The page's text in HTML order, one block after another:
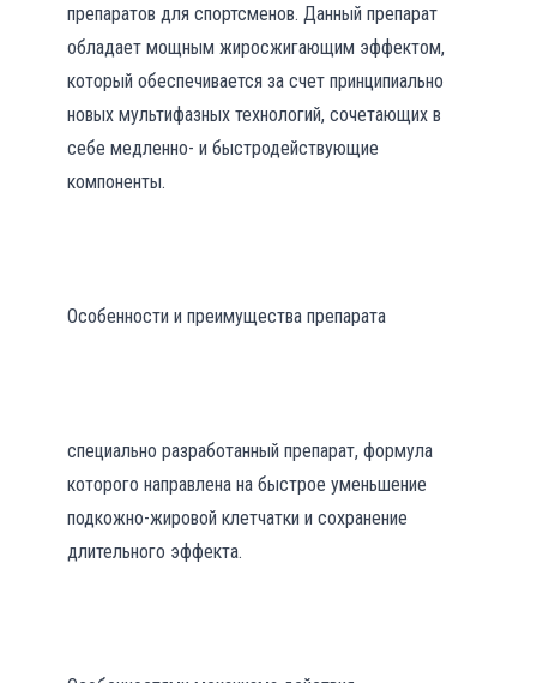
препаратов для спортсменов. Данный препарат
обладает мощным жиросжигающим эффектом,
который обеспечивается за счет принципиально
новых мультифазных технологий, сочетающих в
себе медленно- и быстродействующие
компоненты.
Особенности и преимущества препарата
специально разработанный препарат, формула
которого направлена на быстрое уменьшение
подкожно-жировой клетчатки и сохранение
длительного эффекта.